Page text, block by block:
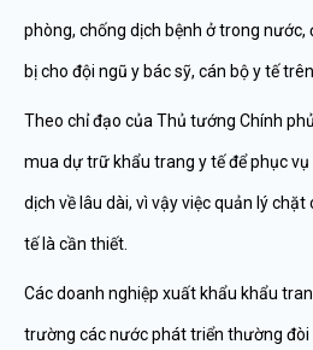
phòng, chống dịch bệnh ở trong
bị cho đội ngũ y bác sỹ, cán bộ y tế
Theo chỉ đạo của Thủ tướng Chính
mua dự trữ khẩu trang y tế để phục
dịch về lâu dài, vì vậy việc quản lý
tế là cần thiết.
Các doanh nghiệp xuất khẩu khẩu
trường các nước phát triển thường đòi